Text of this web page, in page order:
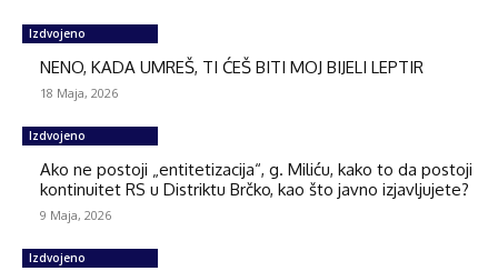
Izdvojeno
NENO, KADA UMREŠ, TI ĆEŠ BITI MOJ BIJELI LEPTIR
18 Maja, 2026
Izdvojeno
Ako ne postoji „entitetizacija“, g. Miliću, kako to da postoji
kontinuitet RS u Distriktu Brčko, kao što javno izjavljujete?
9 Maja, 2026
Izdvojeno